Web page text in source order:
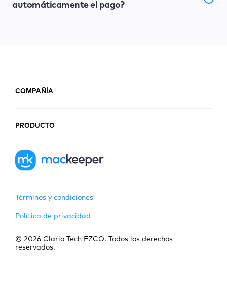
automáticamente el pago?
COMPAÑÍA
PRODUCTO
Términos y condiciones
Política de privacidad
© 2026 Clario Tech FZCO. Todos los derechos
reservados.